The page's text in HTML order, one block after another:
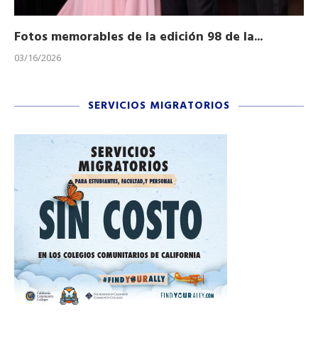
Fotos memorables de la edición 98 de la...
03/16/2026
SERVICIOS MIGRATORIOS